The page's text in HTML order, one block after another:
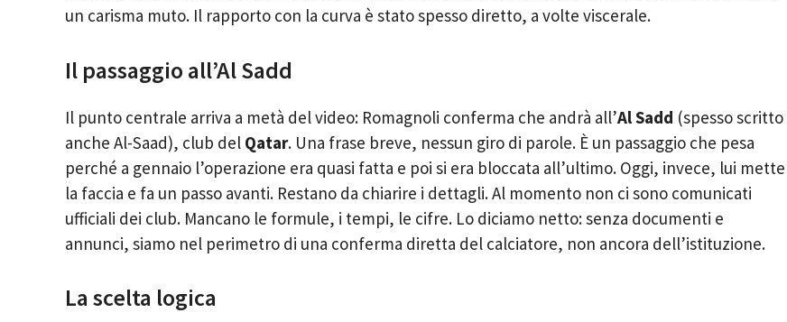
un carisma muto. Il rapporto con la curva è stato spesso diretto, a volte viscerale.
Il passaggio all’Al Sadd
Il punto centrale arriva a metà del video: Romagnoli conferma che andrà all’Al Sadd (spesso scritto
anche Al-Saad), club del Qatar. Una frase breve, nessun giro di parole. È un passaggio che pesa
perché a gennaio l’operazione era quasi fatta e poi si era bloccata all’ultimo. Oggi, invece, lui mette
la faccia e fa un passo avanti. Restano da chiarire i dettagli. Al momento non ci sono comunicati
ufficiali dei club. Mancano le formule, i tempi, le cifre. Lo diciamo netto: senza documenti e
annunci, siamo nel perimetro di una conferma diretta del calciatore, non ancora dell’istituzione.
La scelta logica